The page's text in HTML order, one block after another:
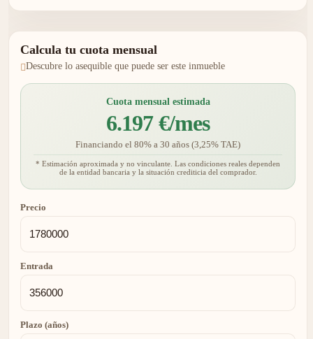
Calcula tu cuota mensual
Descubre lo asequible que puede ser este inmueble
Cuota mensual estimada
6.197 €/mes
Financiando el 80% a 30 años (3,25% TAE)
* Estimación aproximada y no vinculante. Las condiciones reales dependen
de la entidad bancaria y la situación crediticia del comprador.
Precio
Entrada
Plazo (años)